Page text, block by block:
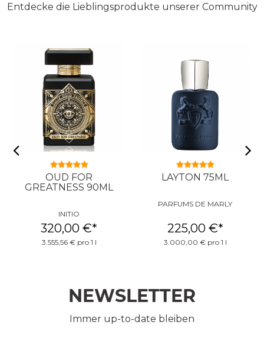
Entdecke die Lieblingsprodukte unserer Community
OUD FOR
GREATNESS 90ML
INITIO
320,00 €*
3.555,56 € pro 1 l
LAYTON 75ML
PARFUMS DE MARLY
225,00 €*
3.000,00 € pro 1 l
NEWSLETTER
Immer up-to-date bleiben